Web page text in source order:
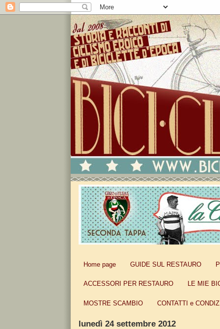
Home page GUIDE SUL RESTAURO
ACCESSORI PER RESTAURO LE MIE
MOSTRE SCAMBIO CONTATTI e
lunedì 24 settembre 2012